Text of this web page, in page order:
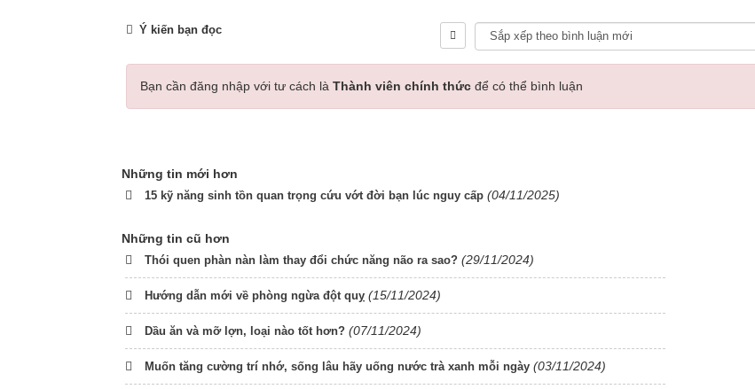
Ý kiến bạn đọc
Bạn cần đăng nhập với tư cách là Thành viên chính thức để có thể bình luận
Những tin mới hơn
15 kỹ năng sinh tồn quan trọng cứu vớt đời bạn lúc nguy cấp (04/11/2025)
Những tin cũ hơn
Thói quen phàn nàn làm thay đổi chức năng não ra sao? (29/11/2024)
Hướng dẫn mới về phòng ngừa đột quỵ (15/11/2024)
Dầu ăn và mỡ lợn, loại nào tốt hơn? (07/11/2024)
Muốn tăng cường trí nhớ, sống lâu hãy uống nước trà xanh mỗi ngày (03/11/2024)